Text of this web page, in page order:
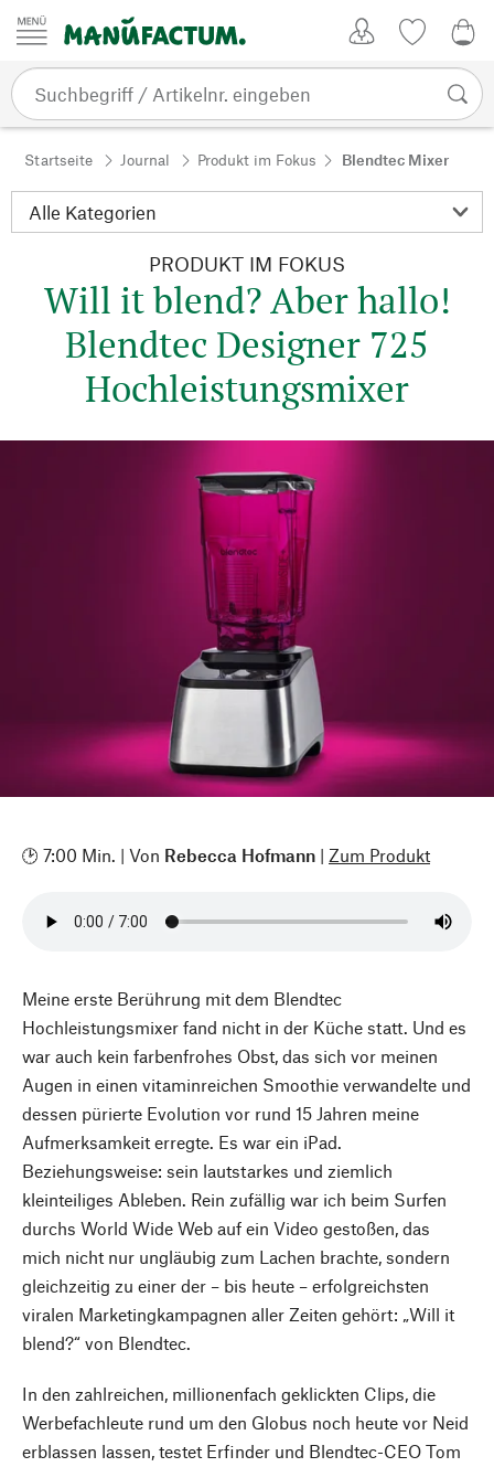
Zum Inhalt springen
Startseite Journal Produkt im Fokus Blendtec Mixer
PRODUKT IM FOKUS
Will it blend? Aber hallo!
Blendtec Designer 725
Hochleistungsmixer
🕑 7:00 Min. | Von Rebecca Hofmann | Zum Produkt
Meine erste Berührung mit dem Blendtec
Hochleistungsmixer fand nicht in der Küche statt. Und es
war auch kein farbenfrohes Obst, das sich vor meinen
Augen in einen vitaminreichen Smoothie verwandelte und
dessen pürierte Evolution vor rund 15 Jahren meine
Aufmerksamkeit erregte. Es war ein iPad.
Beziehungsweise: sein lautstarkes und ziemlich
kleinteiliges Ableben. Rein zufällig war ich beim Surfen
durchs World Wide Web auf ein Video gestoßen, das
mich nicht nur ungläubig zum Lachen brachte, sondern
gleichzeitig zu einer der – bis heute – erfolgreichsten
viralen Marketingkampagnen aller Zeiten gehört: „Will it
blend?“ von Blendtec.
In den zahlreichen, millionenfach geklickten Clips, die
Werbefachleute rund um den Globus noch heute vor Neid
erblassen lassen, testet Erfinder und Blendtec-CEO Tom